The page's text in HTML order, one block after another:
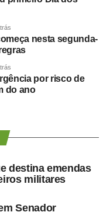
agradeceu a
e destacou a
agradeço ao
concurso histórico,
deu para
a importância da
meio de concursos
os candidatos.
nesta segunda-
por risco de
do ano
destina emendas
militares
Senador